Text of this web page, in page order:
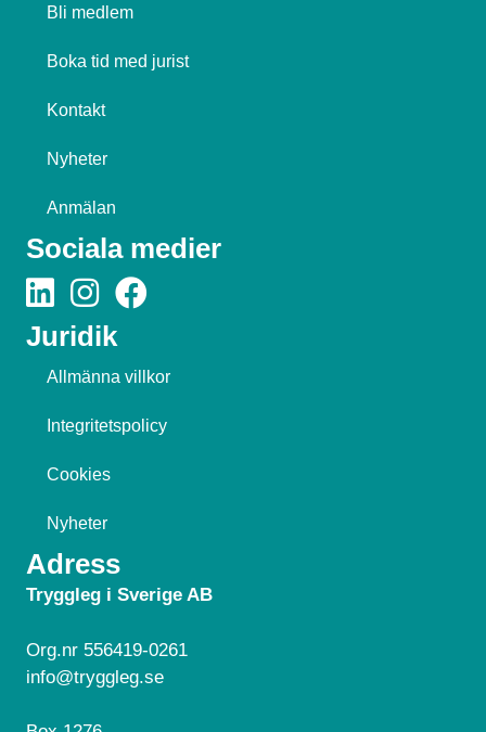
Bli medlem
Boka tid med jurist
Kontakt
Nyheter
Anmälan
Sociala medier
Juridik
Allmänna villkor
Integritetspolicy
Cookies
Nyheter
Adress
Tryggleg i Sverige AB
Org.nr 556419-0261
info@tryggleg.se